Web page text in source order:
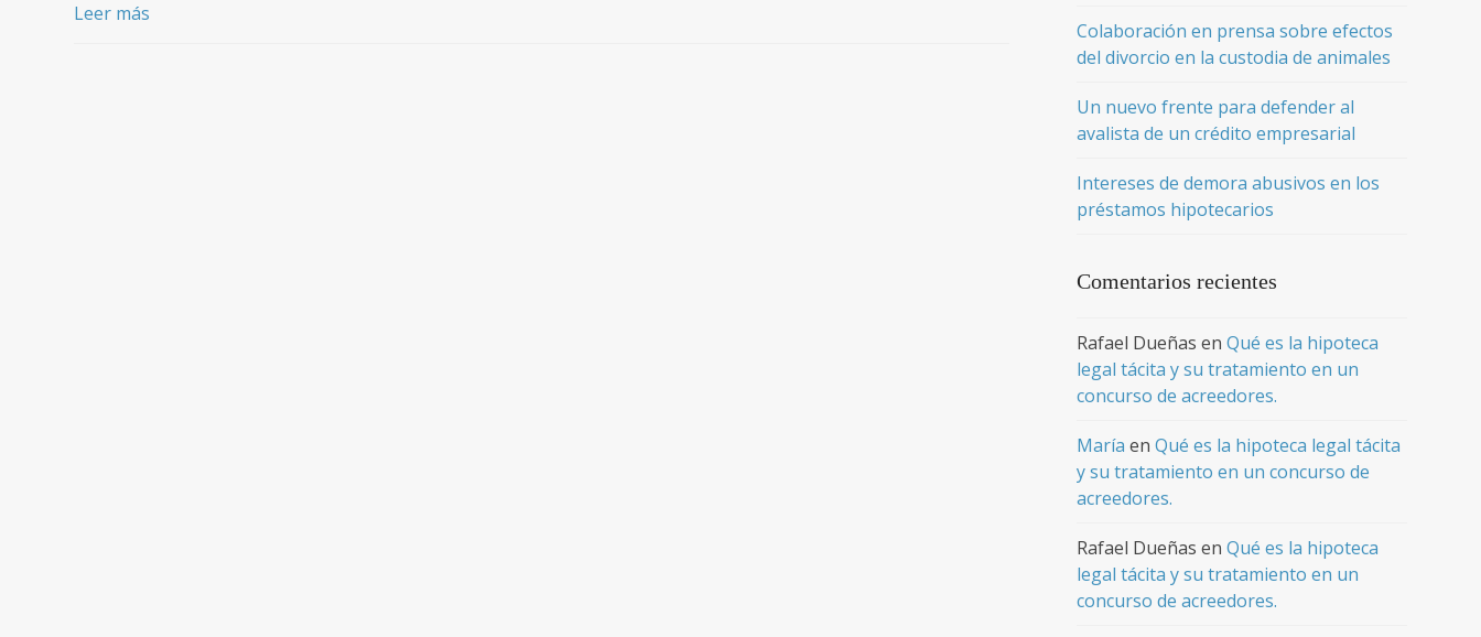
Leer más
Colaboración en prensa sobre efectos
del divorcio en la custodia de animales
Un nuevo frente para defender al
avalista de un crédito empresarial
Intereses de demora abusivos en los
préstamos hipotecarios
Comentarios recientes
Rafael Dueñas en Qué es la hipoteca
legal tácita y su tratamiento en un
concurso de acreedores.
María en Qué es la hipoteca legal tácita
y su tratamiento en un concurso de
acreedores.
Rafael Dueñas en Qué es la hipoteca
legal tácita y su tratamiento en un
concurso de acreedores.